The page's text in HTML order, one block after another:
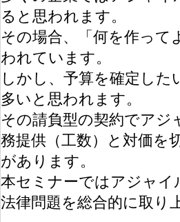
ると思われます。
その場合、「何を作って
われています。
しかし、予算を確定し
多いと思われます。
その請負型の契約でアジ
務提供（工数）と対価を
があります。
本セミナーではアジャイ
法律問題を総合的に取り